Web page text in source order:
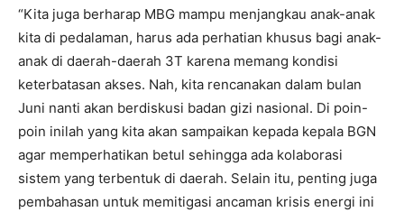
“Kita juga berharap MBG mampu menjangkau anak-anak
kita di pedalaman, harus ada perhatian khusus bagi anak-
anak di daerah-daerah 3T karena memang kondisi
keterbatasan akses. Nah, kita rencanakan dalam bulan
Juni nanti akan berdiskusi badan gizi nasional. Di poin-
poin inilah yang kita akan sampaikan kepada kepala BGN
agar memperhatikan betul sehingga ada kolaborasi
sistem yang terbentuk di daerah. Selain itu, penting juga
pembahasan untuk memitigasi ancaman krisis energi ini